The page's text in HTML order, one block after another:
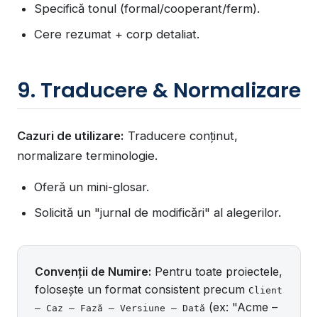
Specifică tonul (formal/cooperant/ferm).
Cere rezumat + corp detaliat.
9. Traducere & Normalizare
Cazuri de utilizare: Traducere conținut,
normalizare terminologie.
Oferă un mini-glosar.
Solicită un "jurnal de modificări" al alegerilor.
Convenții de Numire: Pentru toate proiectele,
folosește un format consistent precum Client
– Caz – Fază – Versiune – Dată (ex: "Acme –